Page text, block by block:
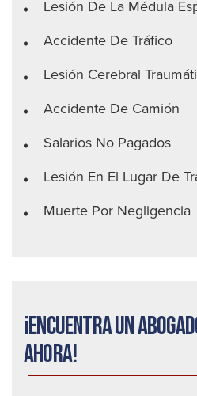
Lesión De La Médula
Accidente De Tráfico
Lesión Cerebral
Accidente De Camión
Salarios No Pagados
Lesión En El Lugar De
Muerte Por Negligencia
¡Encuentra un
ahora!